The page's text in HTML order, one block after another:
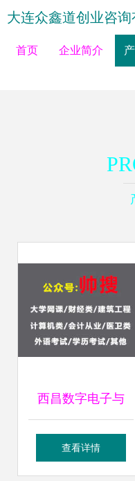
大连众鑫道创业咨询
首页 企业简介
西昌数字电子与
EDA技术选修课单
查看详情